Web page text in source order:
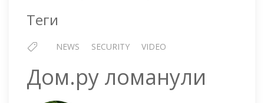
Теги
NEWS SECURITY VIDEO
Дом.ру ломанули